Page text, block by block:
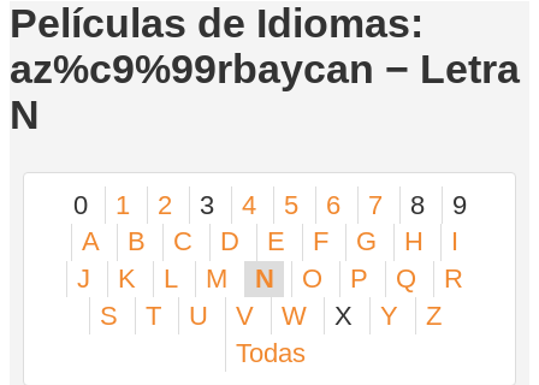
Películas de Idiomas:
az%c9%99rbaycan − Letra
N
0 1 2 3 4 5 6 7 8
9
A
B C D E F G H
I
J
K L M N O P Q
R
S
T U V W X Y
Z
Todas